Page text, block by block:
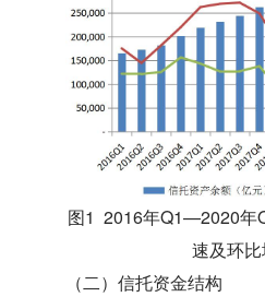
图1 2016年Q1—2020年
速及环
（二）信托资金结构